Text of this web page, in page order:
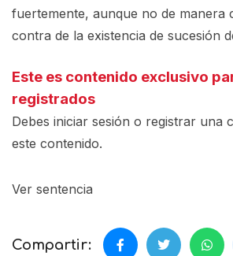
fuertemente, aunque no de manera
contra de la existencia de sucesión
Este es contenido exclusivo
registrados
Debes iniciar sesión o registrar una
este contenido.
Ver sentencia
Compartir: